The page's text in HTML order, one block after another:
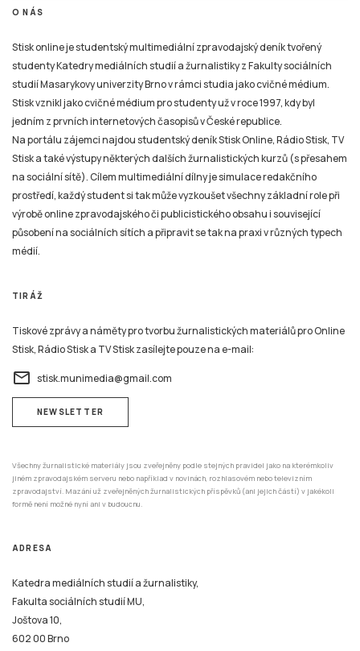
O NÁS
Stisk online je studentský multimediální zpravodajský deník tvořený
studenty Katedry mediálních studií a žurnalistiky z Fakulty sociálních
studií Masarykovy univerzity Brno v rámci studia jako cvičné médium.
Stisk vznikl jako cvičné médium pro studenty už v roce 1997, kdy byl
jedním z prvních internetových časopisů v České republice.
Na portálu zájemci najdou studentský deník Stisk Online, Rádio Stisk, TV
Stisk a také výstupy některých dalších žurnalistických kurzů (s přesahem
na sociální sítě). Cílem multimediální dílny je simulace redakčního
prostředí, každý student si tak může vyzkoušet všechny základní role při
výrobě online zpravodajského či publicistického obsahu i související
působení na sociálních sítích a připravit se tak na praxi v různých typech
médií.
TIRÁŽ
Tiskové zprávy a náměty pro tvorbu žurnalistických materiálů pro Online
Stisk, Rádio Stisk a TV Stisk zasílejte pouze na e-mail:
email stisk.munimedia@gmail.com
NEWSLETTER
Všechny žurnalistické materiály jsou zveřejněny podle stejných pravidel jako na kterémkoliv
jiném zpravodajském serveru nebo například v novinách, rozhlasovém nebo televizním
zpravodajství. Mazání už zveřejněných žurnalistických příspěvků (ani jejich částí) v jakékoli
formě není možné nyní ani v budoucnu.
ADRESA
Katedra mediálních studií a žurnalistiky,
Fakulta sociálních studií MU,
Joštova 10,
602 00 Brno